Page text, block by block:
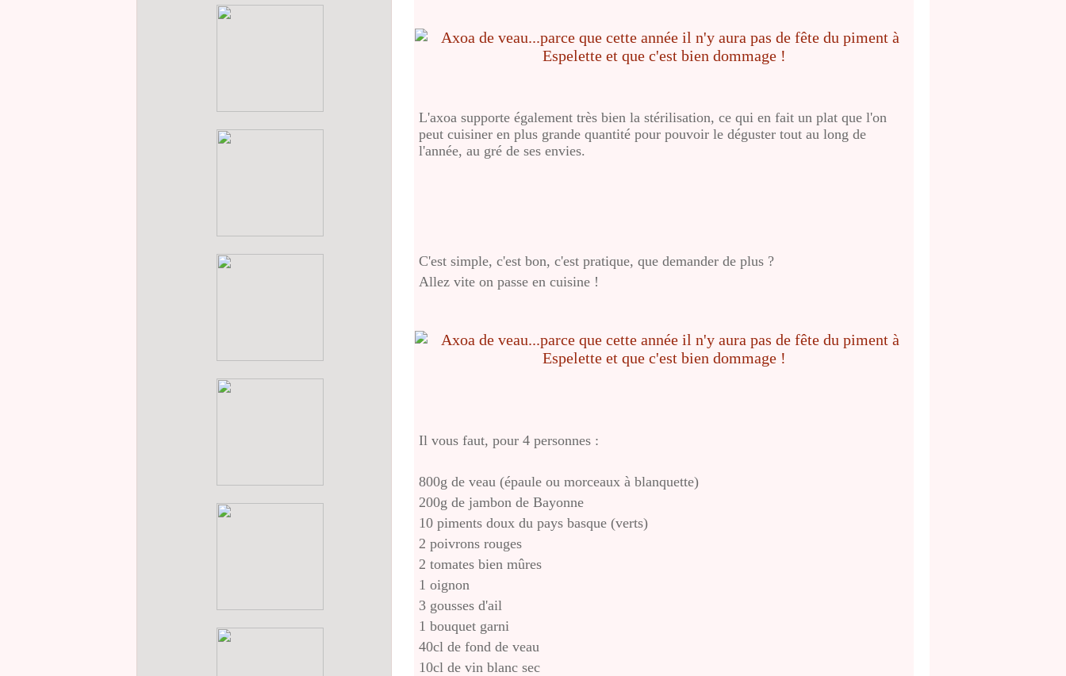
L'axoa supporte également très bien la stérilisation, ce qui en fait un plat que l'on
peut cuisiner en plus grande quantité pour pouvoir le déguster tout au long de
l'année, au gré de ses envies.
C'est simple, c'est bon, c'est pratique, que demander de plus ?
Allez vite on passe en cuisine !
Il vous faut, pour 4 personnes :
800g de veau (épaule ou morceaux à blanquette)
200g de jambon de Bayonne
10 piments doux du pays basque (verts)
2 poivrons rouges
2 tomates bien mûres
1 oignon
3 gousses d'ail
1 bouquet garni
40cl de fond de veau
10cl de vin blanc sec